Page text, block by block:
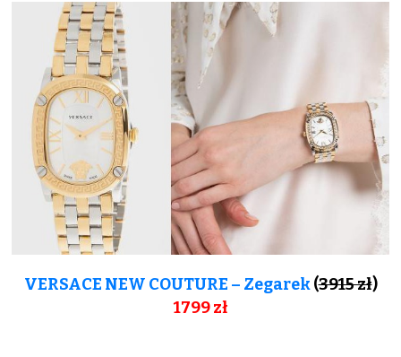
VERSACE NEW COUTURE – Zegarek(3915 zł)
1799 zł